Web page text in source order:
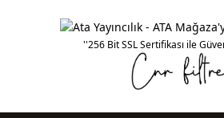
''256 Bit SSL Sertifikası ile